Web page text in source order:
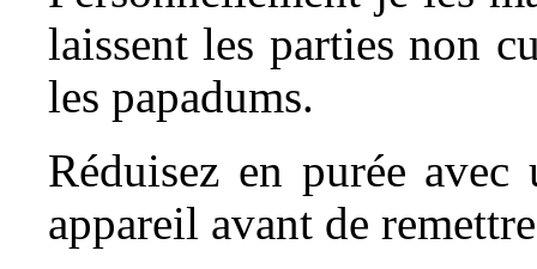
laissent les parties non
les papadums.
Réduisez en purée
appareil avant de